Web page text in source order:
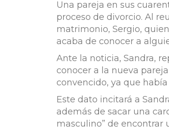
Una pareja en sus
proceso de divorcio. Al
matrimonio, Sergio,
acaba de conocer a
Ante la noticia, Sandra,
conocer a la nueva
convencido, ya que
Este dato incitará a
además de sacar una
masculino” de encontrar